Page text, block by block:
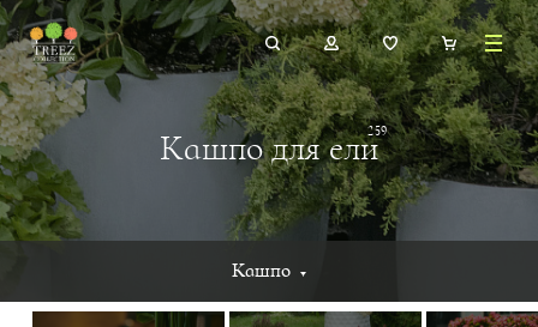
Кашпо для ели259
Кашпо